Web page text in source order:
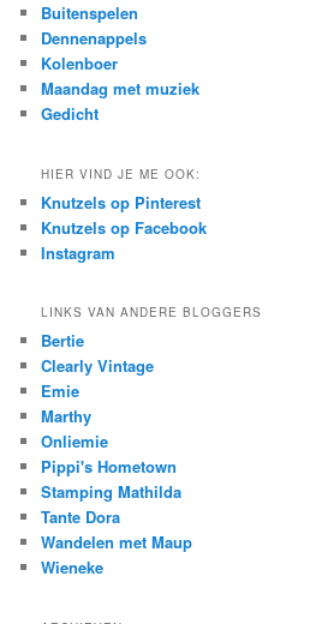
h
Buitenspelen
Dennenappels
Kolenboer
Maandag met muziek
Gedicht
HIER VIND JE ME OOK:
Knutzels op Pinterest
Knutzels op Facebook
Instagram
LINKS VAN ANDERE BLOGGERS
Bertie
Clearly Vintage
Emie
Marthy
Onliemie
Pippi's Hometown
Stamping Mathilda
Tante Dora
Wandelen met Maup
Wieneke